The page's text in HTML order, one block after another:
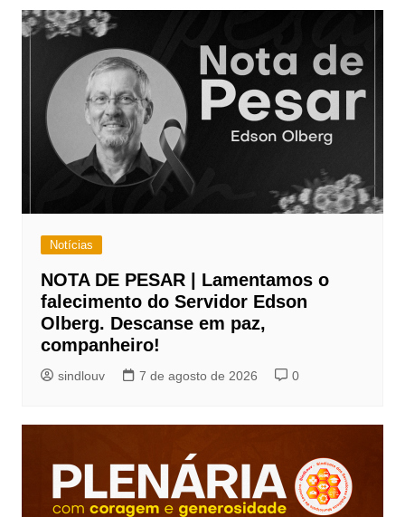
Post
Notícias
NOTA DE PESAR | Lamentamos o
falecimento do Servidor Edson
Olberg. Descanse em paz,
companheiro!
sindlouv 7 de agosto de 2026 0